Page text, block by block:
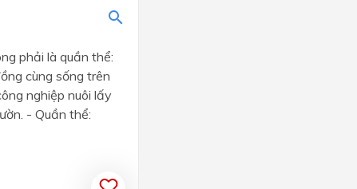
phải là quần thể:
cùng sống trên
nghiệp nuôi lấy
- Quần thể: